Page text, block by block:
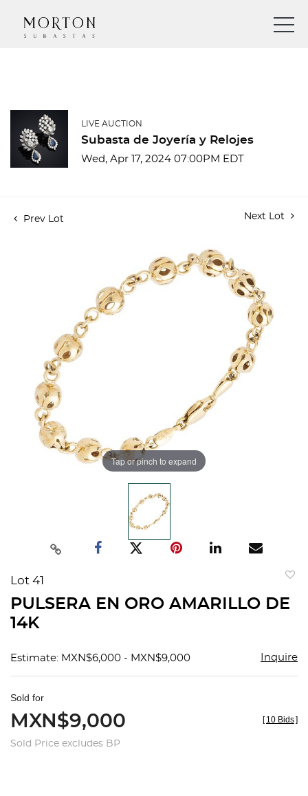
LIVE AUCTION
Subasta de Joyería y Relojes
Wed, Apr 17, 2024 07:00PM EDT
Prev Lot Next Lot
Tap or pinch to expand
Lot 41
PULSERA EN ORO AMARILLO DE
14K
Estimate: MXN$6,000 - MXN$9,000 Inquire
Sold for
MXN$9,000
Sold Price excludes BP
[ 10 Bids]